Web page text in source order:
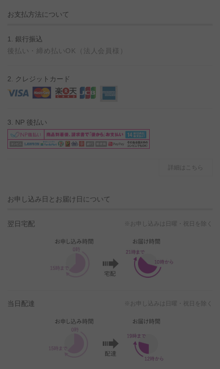
お支払方法について
1. 銀行振込
後払い・締め払いOK（法人会員様）
2. クレジットカード
3. NP 後払い
詳細はこちら
お申し込み日とお届け日について
翌日宅配 ※お申し込みは日曜・祝日を除く
当日配達 ※お申し込みは日曜・祝日を除く